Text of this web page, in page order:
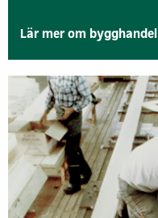
Lär mer om bygghandel